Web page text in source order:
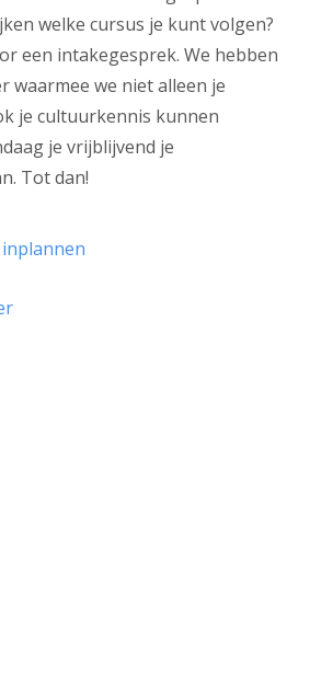
welke cursus je kunt volgen?
een intakegesprek. We hebben
waarmee we niet alleen je
je cultuurkennis kunnen
je vrijblijvend je
Tot dan!